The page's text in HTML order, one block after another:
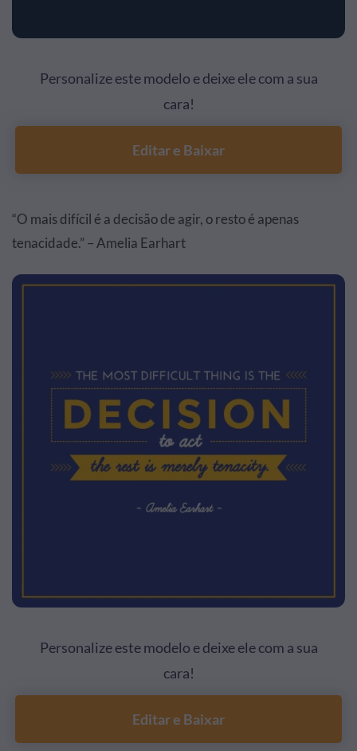
Personalize este modelo e deixe ele com a sua
cara!
Editar e Baixar
“O mais difícil é a decisão de agir, o resto é apenas
tenacidade.” – Amelia Earhart
Personalize este modelo e deixe ele com a sua
cara!
Editar e Baixar